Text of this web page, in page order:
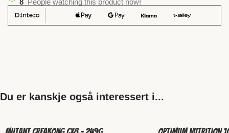
8 People watching this product now!
Du er kanskje også interessert i...